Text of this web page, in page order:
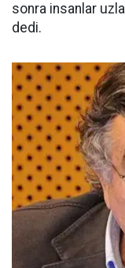
sonra insanlar
dedi.